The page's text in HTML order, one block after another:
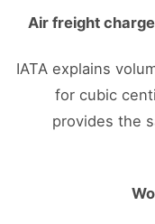
Air freight
IATA explains
for cubic
provides the